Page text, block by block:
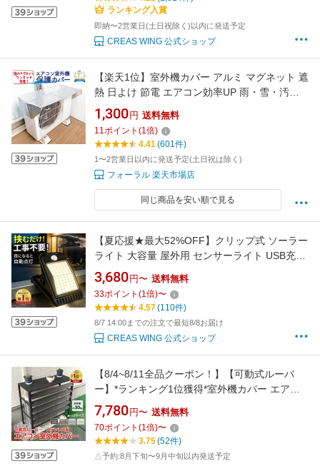
クリーン 日除けシート
ランキング入賞
即納〜2営業日(土日祝除く)以内に発送予定
CREAS WING 公式ショップ
【楽天1位】室外機カバー アルミ マグネット 遮
熱 日よけ 節電 エアコン効率UP 雨・雪・汚れ
防止 簡単取付 送料無料 フォーラル
1,300 円 送料無料
11ポイント (1倍)
4.41(601件)
1〜2営業日以内に発送予定(土日祝は除く)
フォーラル 楽天市場店
同じ商品を安い順で見る
【夏応援★最大52%OFF】クリップ式 ソーラー
ライト 大容量 屋外用 センサーライト USB充電
電球色 昼白色 人感センサー クリップライト
ledライト 4モード搭載 防水 省エネ おしゃれ ガ
ーデンライト ウォールライト 明るい 自動点灯
消灯 常夜灯 電球色
3,680 円〜 送料無料
33ポイント (1倍)〜
4.57(110件)
8/7 14:00までの注文で最短8/8お届け
CREAS WING 公式ショップ
【8/4~8/11全品クーポン！】【可動式ルーバ
ー】*ランキング1位獲得*室外機カバー エアコ
ン 室外機 カバー DIY 雪 雨 収納 日よけ ラック
通気口 目隠し ベランダ 庭 節電 遮光 ステンレ
ス 防錆 頑丈 耐荷重30kg 組立簡単 おしゃれ シ
7,780 円〜 送料無料
70ポイント (1倍)〜
3.75(52件)
△予約:8月下旬〜9月中旬以内発送予定